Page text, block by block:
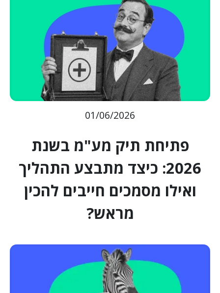
01/06/2026
פתיחת תיק מע"מ בשנת
2026: כיצד מתבצע התהליך
ואילו מסמכים חייבים להכין
מראש?